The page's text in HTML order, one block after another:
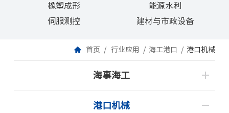
橡塑成形
能源水利
伺服测控
建材与市政设备
首页 行业应用 海工港口 港口机械
海事海工
港口机械